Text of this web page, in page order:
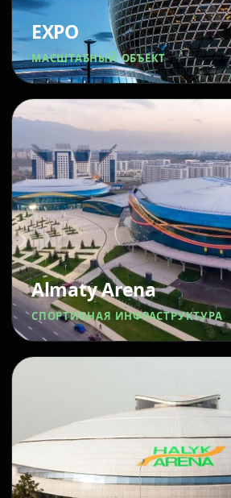
EXPO
МАСШТАБНЫЙ ОБЪЕКТ
Almaty Arena
СПОРТИВНАЯ ИНФРАСТРУКТУРА